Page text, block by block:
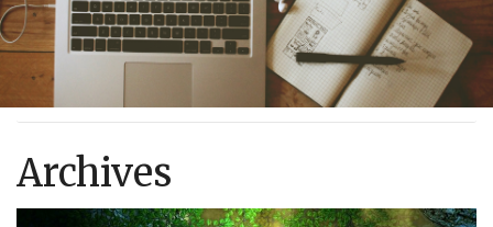
Urlaub & Reisen
Archives